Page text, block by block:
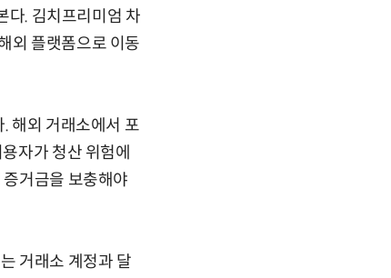
다. 김치프리미엄 차
외 플랫폼으로 이동
해외 거래소에서 포
자가 청산 위험에
거금을 보충해야
거래소 계정과 달